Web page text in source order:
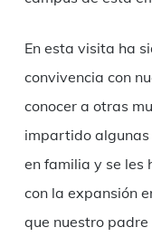
En esta visita ha
convivencia con
conocer a otras
impartido
en familia y se les
con la expansión
que nuestro padre